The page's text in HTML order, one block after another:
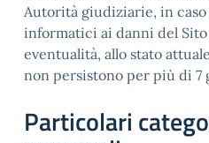
Autorità giudiziarie, in
informatici ai danni del Sito
eventualità, allo stato
non persistono per più di 7
Particolari